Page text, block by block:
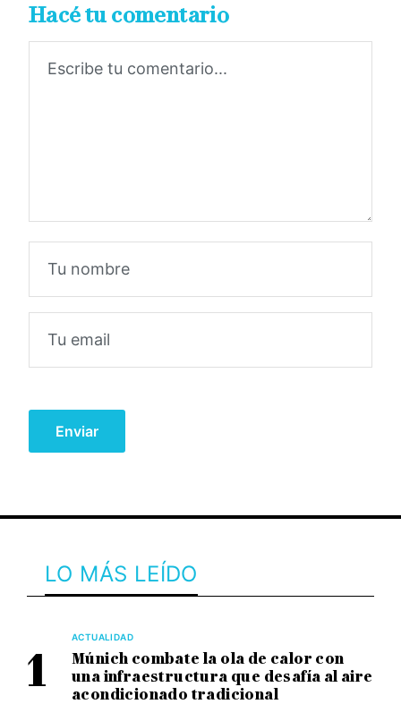
Hacé tu comentario
LO MÁS LEÍDO
ACTUALIDAD
Múnich combate la ola de calor con
una infraestructura que desafía al aire
acondicionado tradicional